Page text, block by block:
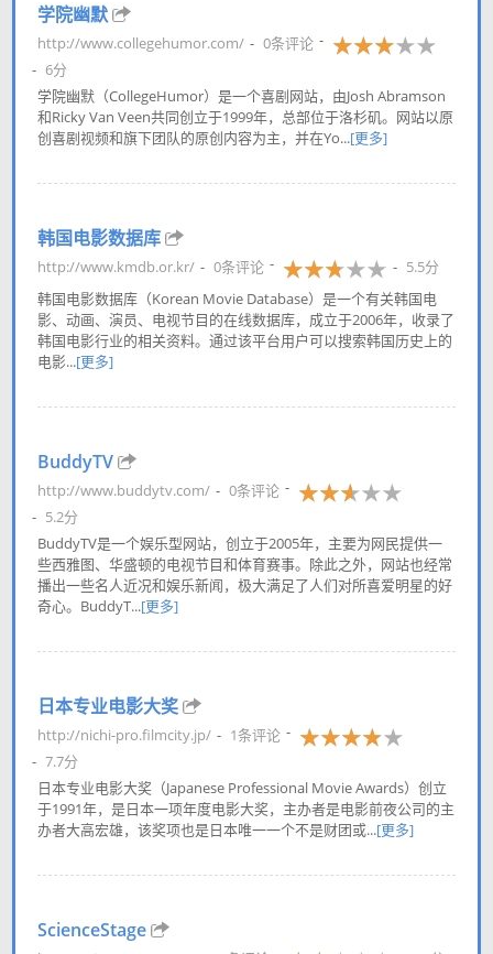
学院幽默
http://www.collegehumor.com/
0条评论
6分
学院幽默（CollegeHumor）是一个喜剧网站，由Josh Abramson
和Ricky Van Veen共同创立于1999年，总部位于洛杉矶。网站以原
创喜剧视频和旗下团队的原创内容为主，并在Yo...[更多]
韩国电影数据库
http://www.kmdb.or.kr/ 0条评论
5.5分
韩国电影数据库（Korean Movie Database）是一个有关韩国电
影、动画、演员、电视节目的在线数据库，成立于2006年，收录了
韩国电影行业的相关资料。通过该平台用户可以搜索韩国历史上的
电影...[更多]
BuddyTV
http://www.buddytv.com/
0条评论
5.2分
BuddyTV是一个娱乐型网站，创立于2005年，主要为网民提供一
些西雅图、华盛顿的电视节目和体育赛事。除此之外，网站也经常
播出一些名人近况和娱乐新闻，极大满足了人们对所喜爱明星的好
奇心。BuddyT...[更多]
日本专业电影大奖
http://nichi-pro.filmcity.jp/
1条评论
7.7分
日本专业电影大奖（Japanese Professional Movie Awards）创立
于1991年，是日本一项年度电影大奖，主办者是电影前夜公司的主
办者大高宏雄，该奖项也是日本唯一一个不是财团或...[更多]
ScienceStage